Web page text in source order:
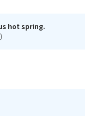
hot spring.